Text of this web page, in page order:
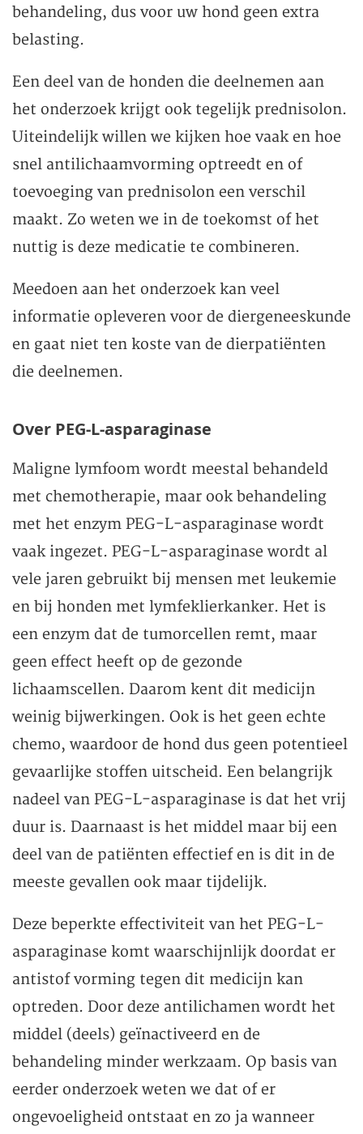
behandeling, dus voor uw hond geen extra
belasting.
Een deel van de honden die deelnemen aan
het onderzoek krijgt ook tegelijk prednisolon.
Uiteindelijk willen we kijken hoe vaak en hoe
snel antilichaamvorming optreedt en of
toevoeging van prednisolon een verschil
maakt. Zo weten we in de toekomst of het
nuttig is deze medicatie te combineren.
Meedoen aan het onderzoek kan veel
informatie opleveren voor de diergeneeskunde
en gaat niet ten koste van de dierpatiënten
die deelnemen.
Over PEG-L-asparaginase
Maligne lymfoom wordt meestal behandeld
met chemotherapie, maar ook behandeling
met het enzym PEG-L-asparaginase wordt
vaak ingezet. PEG-L-asparaginase wordt al
vele jaren gebruikt bij mensen met leukemie
en bij honden met lymfeklierkanker. Het is
een enzym dat de tumorcellen remt, maar
geen effect heeft op de gezonde
lichaamscellen. Daarom kent dit medicijn
weinig bijwerkingen. Ook is het geen echte
chemo, waardoor de hond dus geen potentieel
gevaarlijke stoffen uitscheid. Een belangrijk
nadeel van PEG-L-asparaginase is dat het vrij
duur is. Daarnaast is het middel maar bij een
deel van de patiënten effectief en is dit in de
meeste gevallen ook maar tijdelijk.
Deze beperkte effectiviteit van het PEG-L-
asparaginase komt waarschijnlijk doordat er
antistof vorming tegen dit medicijn kan
optreden. Door deze antilichamen wordt het
middel (deels) geïnactiveerd en de
behandeling minder werkzaam. Op basis van
eerder onderzoek weten we dat of er
ongevoeligheid ontstaat en zo ja wanneer